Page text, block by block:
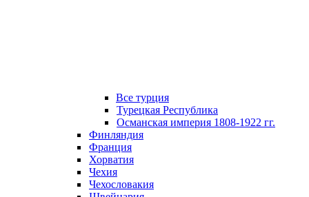
Все турция
Турецкая Республика
Османская империя 1808-1922 гг.
Финляндия
Франция
Хорватия
Чехия
Чехословакия